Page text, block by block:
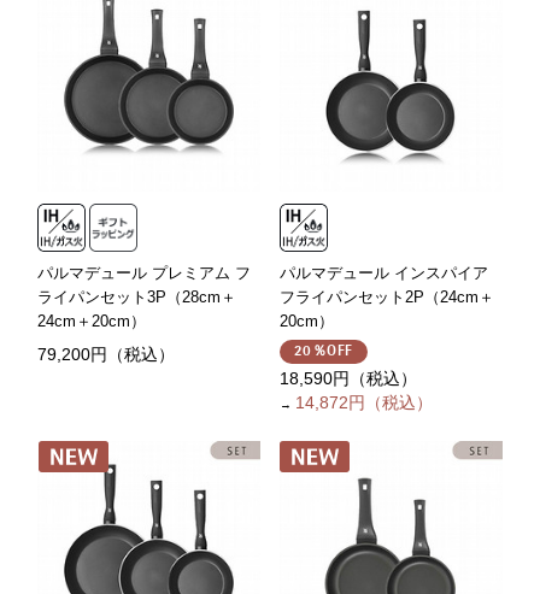
パルマデュール プレミアム フ
ライパンセット3P（28cm＋
24cm＋20cm）
79,200円（税込）
パルマデュール インスパイア
フライパンセット2P（24cm＋
20cm）
20％OFF
18,590円（税込）
→ 14,872円（税込）